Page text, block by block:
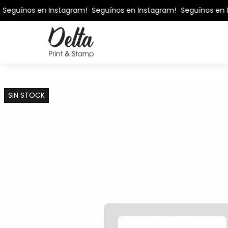
en Instagram! Seguínos en Instagram! Seguínos en
SIN STOCK